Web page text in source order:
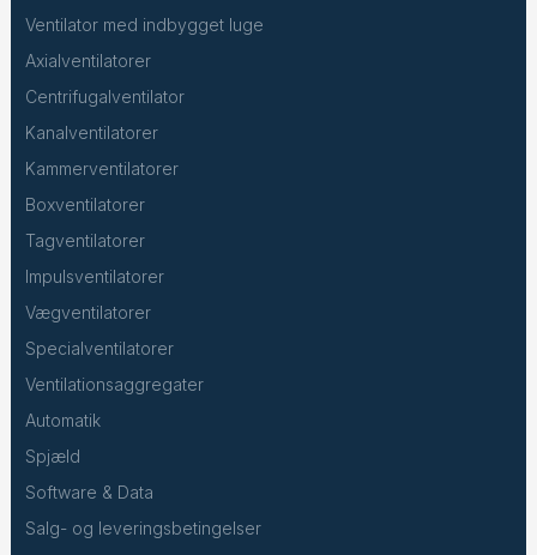
Ventilator med indbygget luge
Axialventilatorer
Centrifugalventilator
Kanalventilatorer
Kammerventilatorer
Boxventilatorer
Tagventilatorer
Impulsventilatorer
Vægventilatorer
Specialventilatorer
Ventilationsaggregater
Automatik
Spjæld
Software & Data
Salg- og leveringsbetingelser